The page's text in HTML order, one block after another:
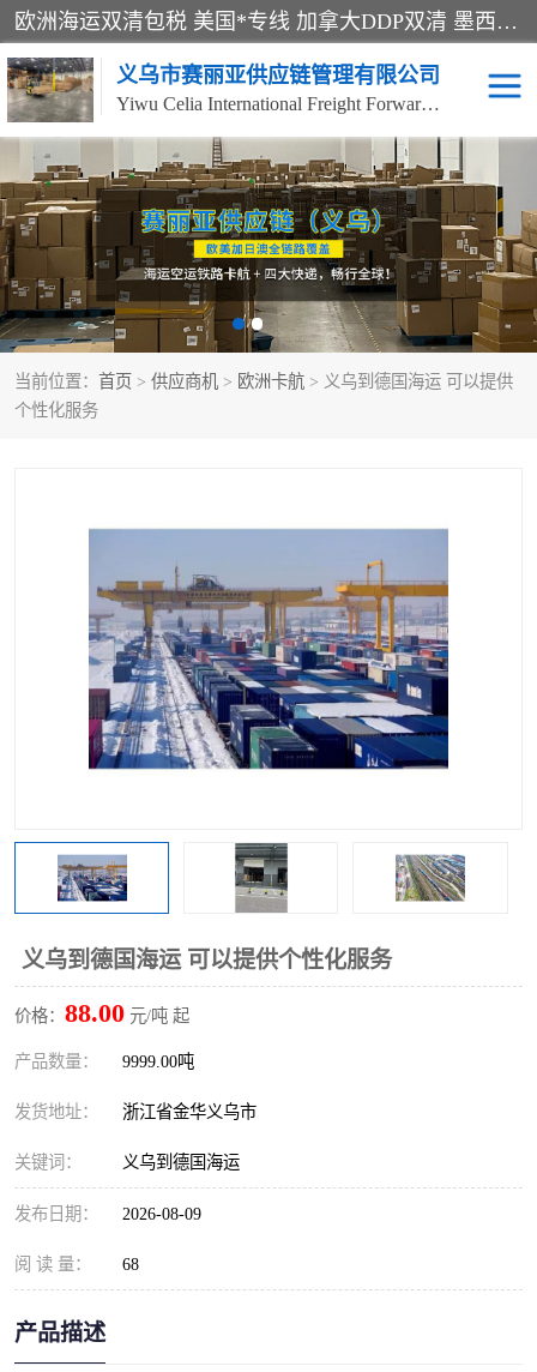
欧洲海运双清包税 美国*专线 加拿大DDP双清 墨西哥跨境空运 澳大利亚专线物流 跨境电商物流服务 国际快递到门服务 海运*渠道 一站式跨境物流解决方案 TikTok/SHEIN专线 电商平台FBA头程运输 国际铁路运输欧洲 UPS/DDHL/联邦快递跨境 美国双清到门物流 跨境*运输
义乌市赛丽亚供应链管理有限公司
Yiwu Celia International Freight Forwarding Co., Ltd
当前位置： 首页 > 供应商机 > 欧洲卡航 > 义乌到德国海运 可以提供
个性化服务
义乌到德国海运 可以提供个性化服务
价格： 88.00 元/吨 起
产品数量： 9999.00吨
发货地址： 浙江省金华义乌市
关键词： 义乌到德国海运
发布日期： 2026-08-09
阅 读 量： 68
产品描述
美森快船 欧洲卡航
加拿大海运/空运-双清到
门
澳大利亚海运/空运-双清
到门
墨西哥海运/空运-双清到
门